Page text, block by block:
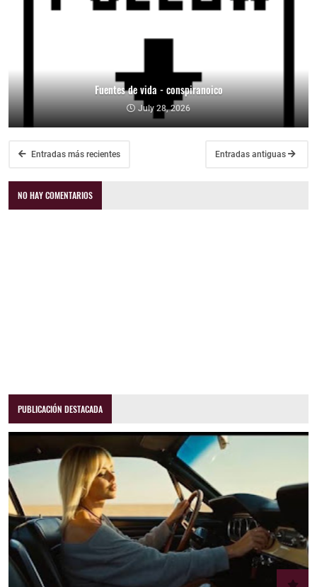
Fuentes de vida - conspiranoico
July 28, 2026
Entradas más recientes Entradas antiguas
NO HAY COMENTARIOS
PUBLICACIÓN DESTACADA